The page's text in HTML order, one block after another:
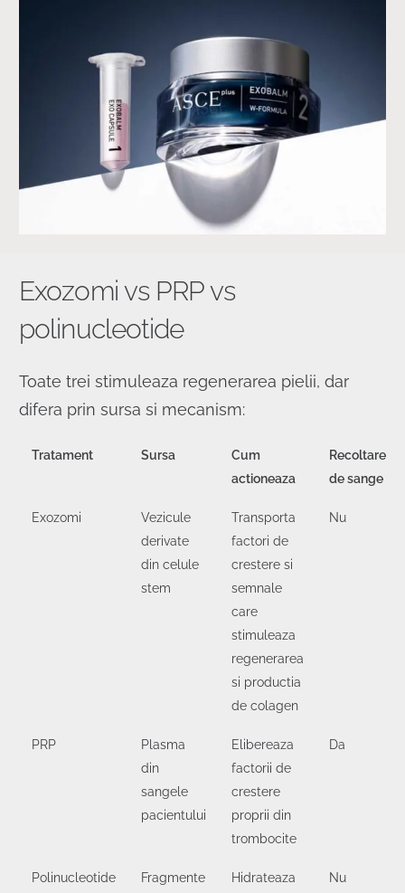
Exozomi vs PRP vs
polinucleotide
Toate trei stimuleaza regenerarea pielii, dar
difera prin sursa si mecanism:
Tratament Sursa
Cum
actioneaza
Recoltare
de sange
Exozomi
Vezicule
derivate
din celule
stem
Transporta
factori de
crestere si
semnale
care
stimuleaza
regenerarea
si productia
de colagen
Nu
PRP
Plasma
din
sangele
pacientului
Elibereaza
factorii de
crestere
proprii din
trombocite
Da
Polinucleotide
Fragmente
Hidrateaza
Nu